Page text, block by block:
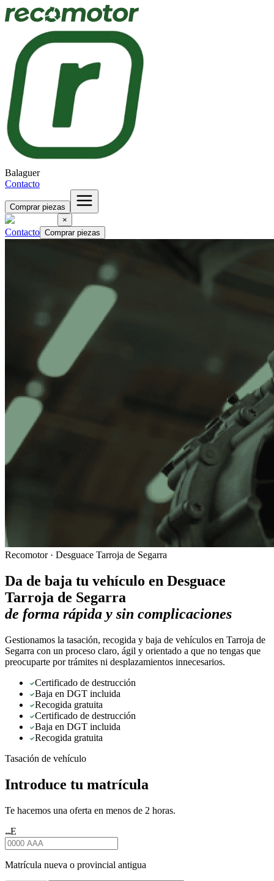
Balaguer
Contacto
Comprar piezas
×
Contacto Comprar piezas
Recomotor · Desguace Tarroja de Segarra
Da de baja tu vehículo en Desguace
Tarroja de Segarra
de forma rápida y sin complicaciones
Gestionamos la tasación, recogida y baja de vehículos en Tarroja de
Segarra con un proceso claro, ágil y orientado a que no tengas que
preocuparte por trámites ni desplazamientos innecesarios.
Certificado de destrucción
Baja en DGT incluida
Recogida gratuita
Certificado de destrucción
Baja en DGT incluida
Recogida gratuita
Tasación de vehículo
Introduce tu matrícula
Te hacemos una oferta en menos de 2 horas.
★★★E
Matrícula nueva o provincial antigua